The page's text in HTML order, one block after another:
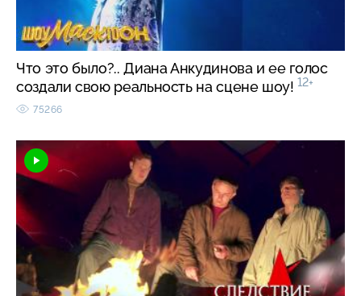
Что это было?.. Диана Анкудинова и ее голос
создали свою реальность на сцене шоу! 12+
75266